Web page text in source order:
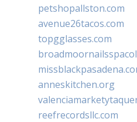
petshopallston.com
avenue26tacos.com
topgglasses.com
anneskitchen.org
reefrecordsllc.com